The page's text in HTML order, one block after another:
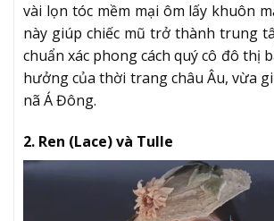
vài lọn tóc mềm mại ôm lấy khuôn
này giúp chiếc mũ trở thành trung
chuẩn xác phong cách quý cô đô thị
hưởng của thời trang châu Âu, vừa
nã Á Đông.
2. Ren (Lace) và Tulle